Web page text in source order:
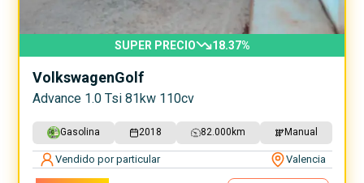
SUPER PRECIO 18.37%
VolkswagenGolf
Advance 1.0 Tsi 81kw 110cv
Gasolina 2018 82.000 km Manual
Vendido por particular Valencia